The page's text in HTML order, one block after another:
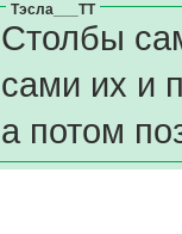
Тэсла___ТТ
Столбы
сами их и
а потом